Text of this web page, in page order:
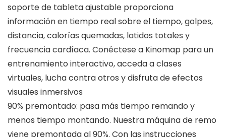
soporte de tableta ajustable proporciona
información en tiempo real sobre el tiempo, golpes,
distancia, calorías quemadas, latidos totales y
frecuencia cardíaca. Conéctese a Kinomap para un
entrenamiento interactivo, acceda a clases
virtuales, lucha contra otros y disfruta de efectos
visuales inmersivos
90% premontado: pasa más tiempo remando y
menos tiempo montando. Nuestra máquina de remo
viene premontada al 90%. Con las instrucciones